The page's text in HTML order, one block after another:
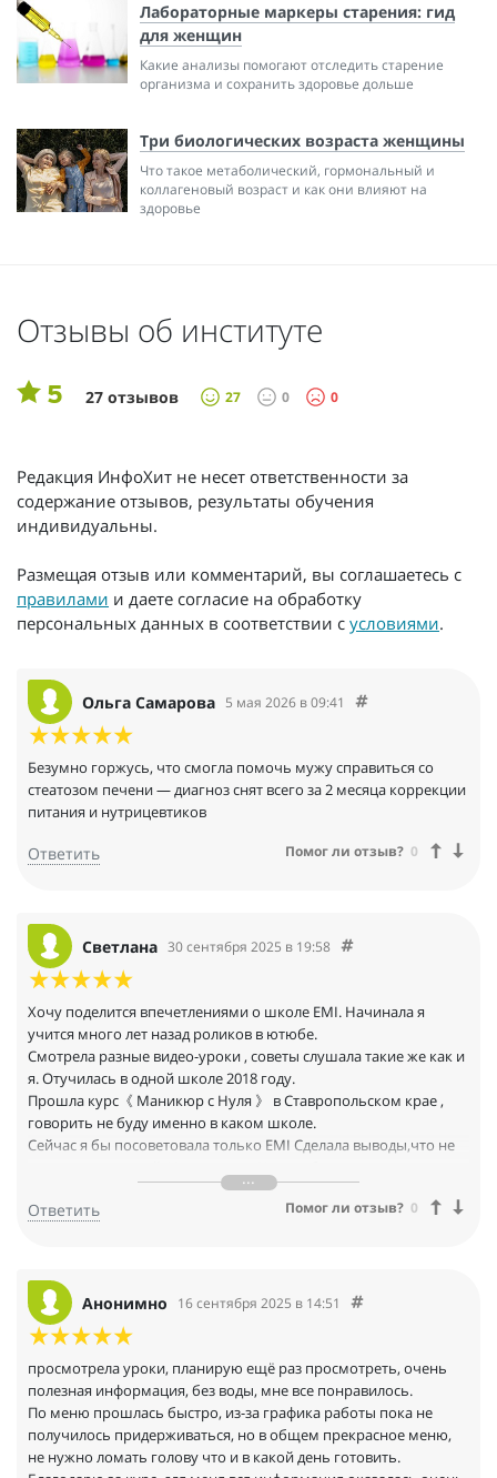
Лабораторные маркеры старения: гид
для женщин
Какие анализы помогают отследить старение
организма и сохранить здоровье дольше
Три биологических возраста женщины
Что такое метаболический, гормональный и
коллагеновый возраст и как они влияют на
здоровье
Отзывы об институте
5 27 отзывов 27 0 0
Редакция ИнфоХит не несет ответственности за
содержание отзывов, результаты обучения
индивидуальны.
Размещая отзыв или комментарий, вы соглашаетесь с
правилами и даете согласие на обработку
персональных данных в соответствии с условиями.
Ольга Самарова 5 мая 2026 в 09:41
Безумно горжусь, что смогла помочь мужу справиться со
стеатозом печени — диагноз снят всего за 2 месяца коррекции
питания и нутрицевтиков
Ответить Помог ли отзыв? 0
Светлана 30 сентября 2025 в 19:58
Хочу поделится впечетлениями о школе EMI. Начинала я
учится много лет назад роликов в ютюбе.
Смотрела разные видео-уроки , советы слушала такие же как и
я. Отучилась в одной школе 2018 году.
Прошла курс《 Маникюр с Нуля 》 в Ставропольском крае ,
говорить не буду именно в каком школе.
Сейчас я бы посоветовала только EMI Сделала выводы,что не
подверждения своего мастерства.
Начала учится 30 Сентября 2024 года и учусь до сих пор.
Отвечают кураторы на вопросы даже нс выходные , хотя не
обязаны.
Отправили большой бонус своей продукции.
Пьюсом к этому всему можно отучисться на ПЕДИКЮР, БРОВИ
.и.т.д
У EMI есть свое придложение, в котором клиент может сам
выбрать дату и время и записатся комне на ту ппоцедуру ,
которую хочет.
Общем мне всё нравится в обучятся в этой школе .
Ответить Помог ли отзыв? 0
Анонимно 16 сентября 2025 в 14:51
просмотрела уроки, планирую ещё раз просмотреть, очень
полезная информация, без воды, мне все понравилось.
По меню прошлась быстро, из-за графика работы пока не
получилось придерживаться, но в общем прекрасное меню,
не нужно ломать голову что и в какой день готовить.